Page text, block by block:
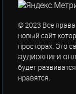
© 2023 Все
новый сайт
просторах. Это
аудиокниги
будет
нравятся.